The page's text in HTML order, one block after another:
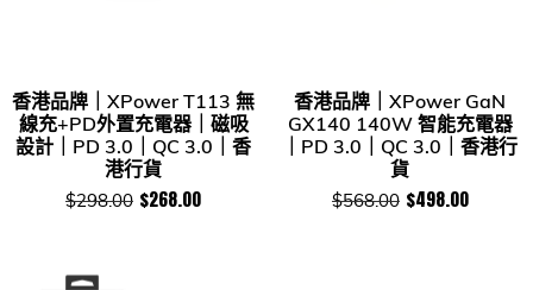
香港品牌｜XPower T113 無
線充+PD外置充電器｜磁吸
設計｜PD 3.0｜QC 3.0｜香
港行貨
$298.00 $268.00
香港品牌｜XPower GaN
GX140 140W 智能充電器
｜PD 3.0｜QC 3.0｜香港行
貨
$568.00 $498.00